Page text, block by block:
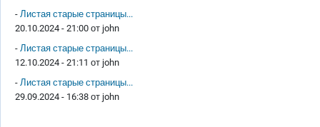
- Листая старые страницы...
20.10.2024 - 21:00 от john
- Листая старые страницы...
12.10.2024 - 21:11 от john
- Листая старые страницы...
29.09.2024 - 16:38 от john